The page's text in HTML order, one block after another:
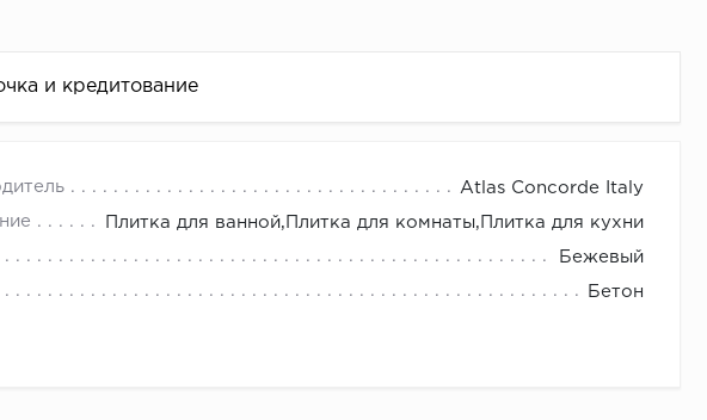
и кредитование
Atlas Concorde Italy
Плитка для ванной,Плитка для комнаты,Плитка для кухни
Бежевый
Бетон